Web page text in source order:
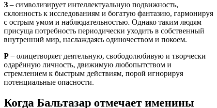
З – символизирует интеллектуальную подвижность,
склонность к исследованиям и богатую фантазию, гармонируя
с острым умом и наблюдательностью. Однако таким людям
присуща потребность периодически уходить в собственный
внутренний мир, наслаждаясь одиночеством и покоем.
Р – олицетворяет деятельную, свободолюбивую и творчески
одарённую личность, движимую любопытством и
стремлением к быстрым действиям, порой игнорируя
потенциальные опасности.
Когда Бальтазар отмечает именины